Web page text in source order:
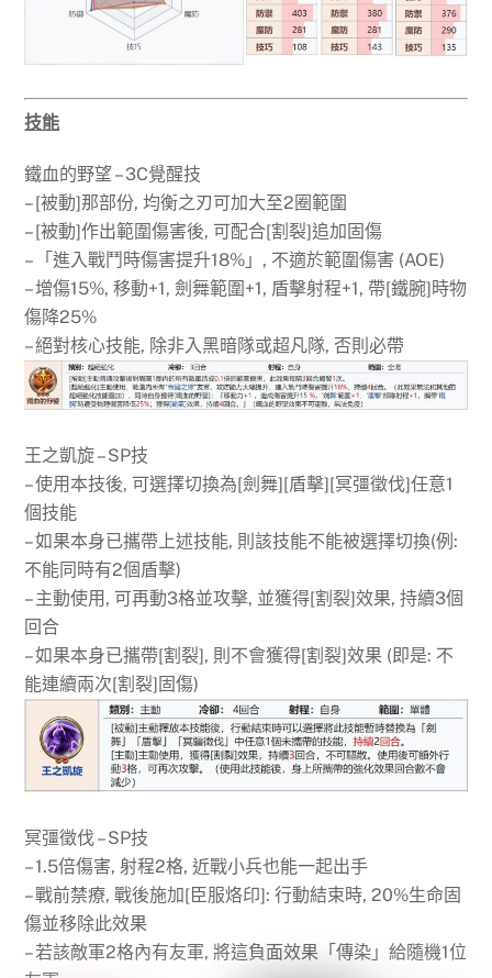
技能
鐵血的野望 – 3C覺醒技
– [被動]那部份, 均衡之刃可加大至2圈範圍
– [被動]作出範圍傷害後, 可配合[割裂]追加固傷
– 「進入戰鬥時傷害提升18%」, 不適於範圍傷害 (AOE)
– 增傷15%, 移動+1, 劍舞範圍+1, 盾擊射程+1, 帶[鐵腕]時物
傷降25%
– 絕對核心技能, 除非入黑暗隊或超凡隊, 否則必帶
王之凱旋 – SP技
– 使用本技後, 可選擇切換為[劍舞][盾擊][冥彊徵伐]任意1
個技能
– 如果本身已攜帶上述技能, 則該技能不能被選擇切換(例:
不能同時有2個盾擊)
– 主動使用, 可再動3格並攻擊, 並獲得[割裂]效果, 持續3個
回合
– 如果本身已攜帶[割裂], 則不會獲得[割裂]效果 (即是: 不
能連續兩次[割裂]固傷)
冥彊徵伐 – SP技
– 1.5倍傷害, 射程2格, 近戰小兵也能一起出手
– 戰前禁療, 戰後施加[臣服烙印]: 行動結束時, 20%生命固
傷並移除此效果
– 若該敵軍2格內有友軍, 將這負面效果「傳染」給隨機1位